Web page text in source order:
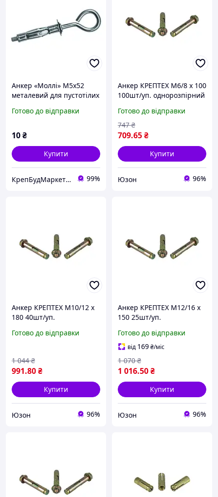
Анкер «Моллі» М5х52
металевий для пустотілих
Готово до відправки
10₴
Купити
КрепБудМаркет-інтернет магазин 99%
Анкер КРЕПТЕХ M6/8 х 100
100шт/уп. однорозпірний
Готово до відправки
709.65₴
747 ₴
Купити
Юзон 96%
Анкер КРЕПТЕХ M10/12 х
180 40шт/уп.
та гайкой SRTR
Готово до відправки
991.80₴
1 044 ₴
Купити
Юзон 96%
Анкер КРЕПТЕХ M12/16 х
150 25шт/уп.
та гайкой SRTR
Готово до відправки
від 169₴/міс
1 016.50₴
1 070 ₴
Купити
Юзон 96%